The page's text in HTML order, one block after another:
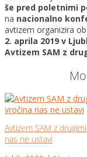
še pred poletnimi
na nacionalno
avtizem organizira ob
2. aprila 2019 v
Avtizem SAM z
Avtizem SAM z
nas ne ustavi